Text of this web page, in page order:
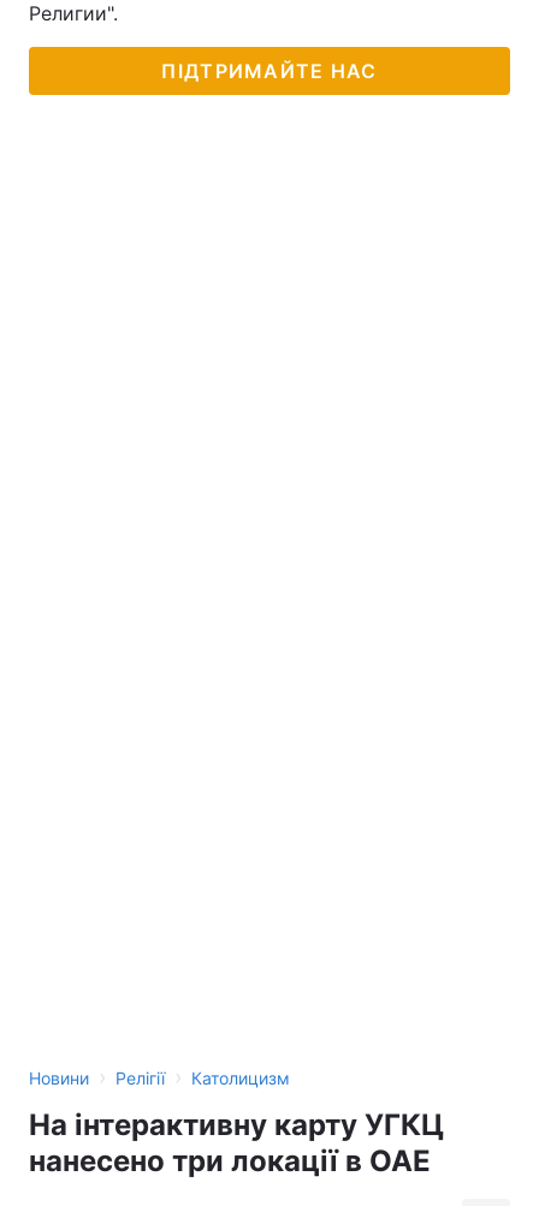
Религии".
ПІДТРИМАЙТЕ НАС
Новини › Релігії › Католицизм
На інтерактивну карту УГКЦ
нанесено три локації в ОАЕ